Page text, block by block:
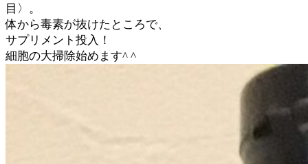
目〉。
体から毒素が抜けたところで、
サプリメント投入！
細胞の大掃除始めます^ ^